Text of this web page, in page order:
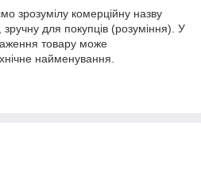
зрозумілу комерційну назву
для покупців (розуміння). У
товару може
найменування.